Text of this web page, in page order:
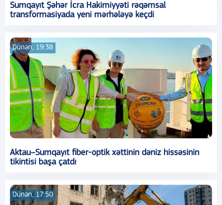
Sumqayıt Şəhər İcra Hakimiyyəti rəqəmsal
transformasiyada yeni mərhələyə keçdi
Dünən, 19:38
Aktau–Sumqayıt fiber-optik xəttinin dəniz hissəsinin
tikintisi başa çatdı
Dünən, 17:50